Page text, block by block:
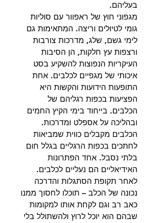
בעליהם.
מגפוני חוץ של ראפוור עם סוליות
גומי לטיולים וריצה. המתאימות גם
לימי גשם, שלג, מדרכות צורבות
ורצפות עץ חלקות, הן הסיבות
העיקריות הנפוצות להשקיע בסט
איכותי של מגפיים לכלבים. אחת
התופעות הידועות והקשות היא
הפציעות בכפות רגליהם של
הכלבים. בייחוד בימי הקיץ החמים
ובהליכה על אספלט ומדרכות.
הכלבים מקבלים כווית שמביאות
לחתכים בכפות הרגליים בגלל חום
בלתי נסבל. אחד הפתרונות
האידיאליים הם נעליים לכלבים.
לאחר תקופת הסתגלות והדרכה
נכונה של הכלב – תוכלו לחסוך ממנו
כאב רב וגם לקחת אותו למקומות
שבהם הוא יוכל לרוץ ולהשתולל בלי